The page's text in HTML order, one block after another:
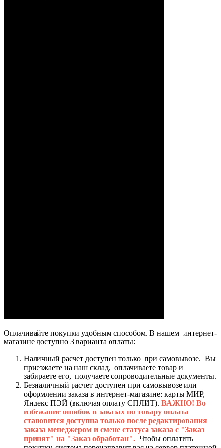
Оплачивайте покупки удобным способом. В нашем интернет-
магазине доступно 3 варианта оплаты:
Наличный расчет доступен только при самовывозе. Вы
приезжаете на наш склад, оплачиваете товар и
забираете его, получаете сопроводительные документы.
Безналичный расчет доступен при самовывозе или
оформлении заказа в интернет-магазине: карты МИР,
Яндекс ПЭЙ (включая оплату СПЛИТ). ВАЖНО! Во
избежание ошибок в заказах по товару оплата
становится доступна только после редактирования
заказа менеджером и смене статуса заказа с "Заказ
принят" на "Заказ обработан". Чтобы оплатить